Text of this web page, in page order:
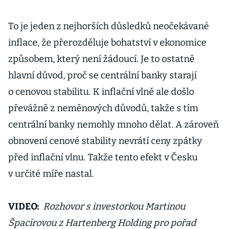
To je jeden z nejhorších důsledků neočekávané
inflace, že přerozděluje bohatství v ekonomice
způsobem, který není žádoucí. Je to ostatně
hlavní důvod, proč se centrální banky starají
o cenovou stabilitu. K inflační vlně ale došlo
převážně z neměnových důvodů, takže s tím
centrální banky nemohly mnoho dělat. A zároveň
obnovení cenové stability nevrátí ceny zpátky
před inflační vlnu. Takže tento efekt v Česku
v určité míře nastal.
VIDEO: Rozhovor s investorkou Martinou
Špacírovou z Hartenberg Holding pro pořad